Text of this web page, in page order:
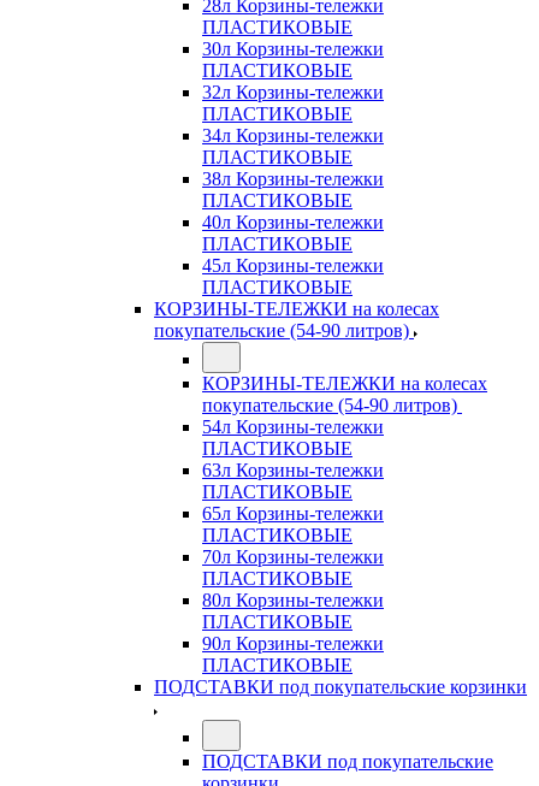
28л Корзины-тележки
ПЛАСТИКОВЫЕ
30л Корзины-тележки
ПЛАСТИКОВЫЕ
32л Корзины-тележки
ПЛАСТИКОВЫЕ
34л Корзины-тележки
ПЛАСТИКОВЫЕ
38л Корзины-тележки
ПЛАСТИКОВЫЕ
40л Корзины-тележки
ПЛАСТИКОВЫЕ
45л Корзины-тележки
ПЛАСТИКОВЫЕ
КОРЗИНЫ-ТЕЛЕЖКИ на колесах
покупательские (54-90 литров)
КОРЗИНЫ-ТЕЛЕЖКИ на колесах
покупательские (54-90 литров)
54л Корзины-тележки
ПЛАСТИКОВЫЕ
63л Корзины-тележки
ПЛАСТИКОВЫЕ
65л Корзины-тележки
ПЛАСТИКОВЫЕ
70л Корзины-тележки
ПЛАСТИКОВЫЕ
80л Корзины-тележки
ПЛАСТИКОВЫЕ
90л Корзины-тележки
ПЛАСТИКОВЫЕ
ПОДСТАВКИ под покупательские корзинки
ПОДСТАВКИ под покупательские